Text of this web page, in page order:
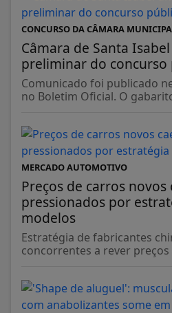
CONCURSO DA CÂMARA
Câmara de Santa
preliminar do concurso
Comunicado foi publicado
no Boletim Oficial. O
MERCADO AUTOMOTIVO
Preços de carros
pressionados por
modelos
Estratégia de fabricantes
concorrentes a rever preços